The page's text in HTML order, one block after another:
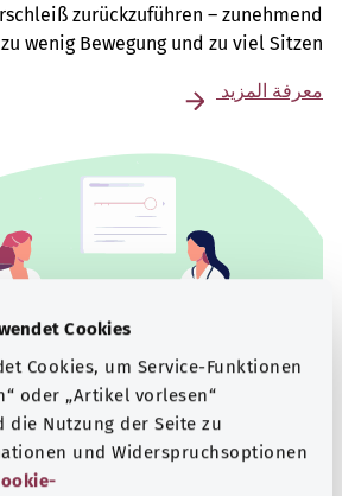
Cookies
Cookies, um Service-Funktionen
oder „Artikel vorlesen“
die Nutzung der Seite zu
und Widerspruchsoptionen
zurückzuführen – zunehmend
wenig Bewegung und zu viel Sitzen.
معرفة المزيد
Beratung und Hilfe